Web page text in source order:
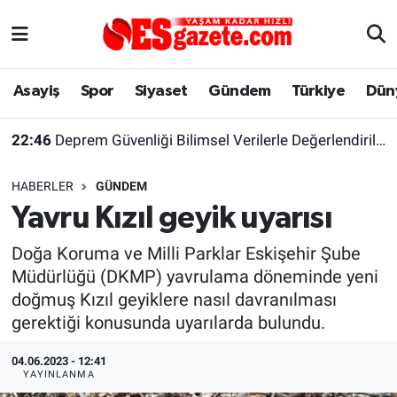
Asayiş Spor Siyaset Gündem Türkiye
22:46 Deprem Güvenliği Bilimsel Verilerle Değerlendirilmeli
HABERLER GÜNDEM
Yavru Kızıl geyik uyarısı
Doğa Koruma ve Milli Parklar Eskişehir Şube
Müdürlüğü (DKMP) yavrulama döneminde yeni
doğmuş Kızıl geyiklere nasıl davranılması
gerektiği konusunda uyarılarda bulundu.
04.06.2023 - 12:41
YAYINLANMA
Asayiş
Gündem
Türkiye
Dünya
Sağlık
Yaşam
Eskişehirspor Arşivi
Eskişehir Arşivi
Röportaj
Ekonomi
Eskişehir Nöbetçi Eczaneler
Süper Lig Puan Durumu ve Fikstür
Tüm Manşetler
Son Dakika Haberleri
Haber Arşivi